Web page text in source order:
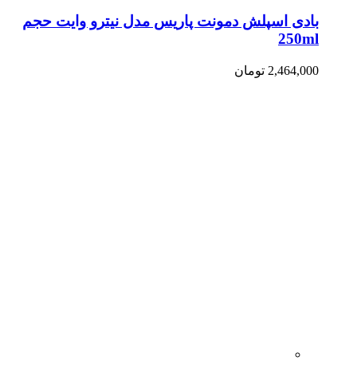
بادی اسپلش دمونت پاریس مدل نیترو وایت حجم
250ml
2,464,000 تومان